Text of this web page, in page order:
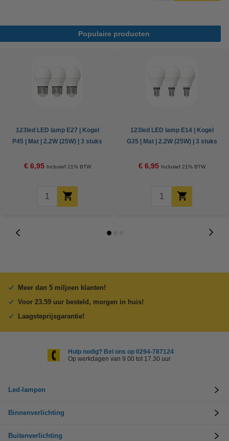
Populaire producten
123led LED lamp E27 | Kogel
P45 | Mat | 2.2W (25W) | 3 stuks
€ 6,95 Inclusief 21% BTW
123led LED lamp E14 | Kogel
G35 | Mat | 2.2W (25W) | 3 stuks
€ 6,95 Inclusief 21% BTW
Meer dan 5 miljoen klanten!
Voor 23.59 uur besteld, morgen in huis!
Laagsteprijsgarantie!
Hulp nodig? Bel ons op 0294-787124
Op werkdagen van 9.00 tot 17.30 uur
Led-lampen
Binnenverlichting
Buitenverlichting